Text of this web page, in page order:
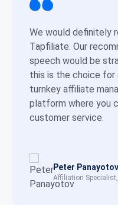
We would definitely
Tapfiliate. Our
speech would be
this is the choice for
turnkey affiliate
platform where you
customer service.
Peter Panayotov
Affiliation